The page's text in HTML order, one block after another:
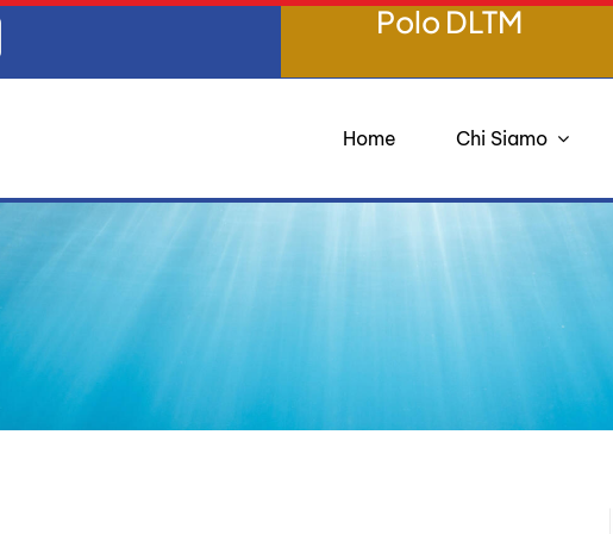
Polo DLTM
Home Chi Siamo